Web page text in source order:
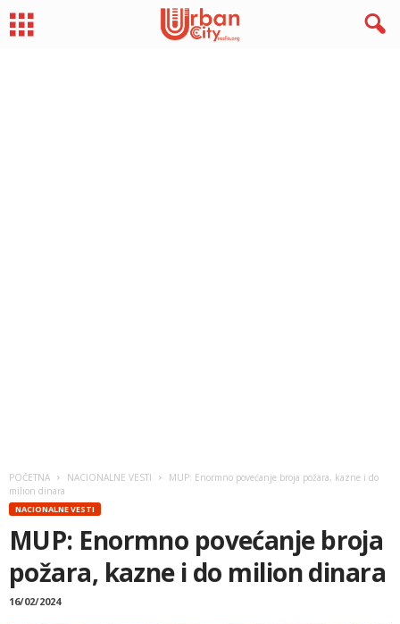
POČETNA NACIONALNE VESTI
MUP: Enormno povećanje broja požara, kazne i do
milion dinara
NACIONALNE VESTI
MUP: Enormno povećanje broja
požara, kazne i do milion dinara
16/02/2024